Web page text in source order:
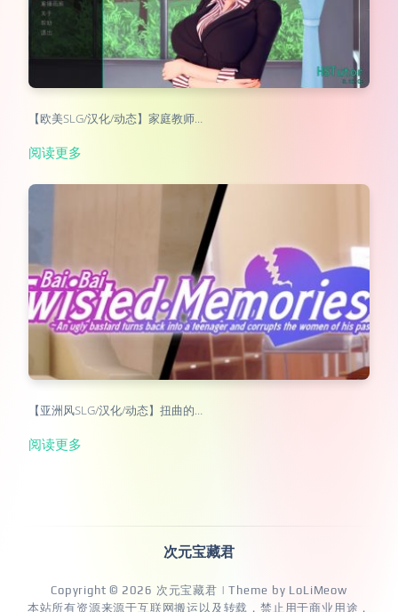
【欧美SLG/汉化/动态】家庭教师…
阅读更多
【亚洲风SLG/汉化/动态】扭曲的…
阅读更多
次元宝藏君
Copyright © 2026 次元宝藏君 | Theme by LoLiMeow
本站所有资源来源于互联网搬运以及转载，禁止用于商业用途，